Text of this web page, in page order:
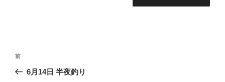
投
前
の
前
6月14日 半夜釣り